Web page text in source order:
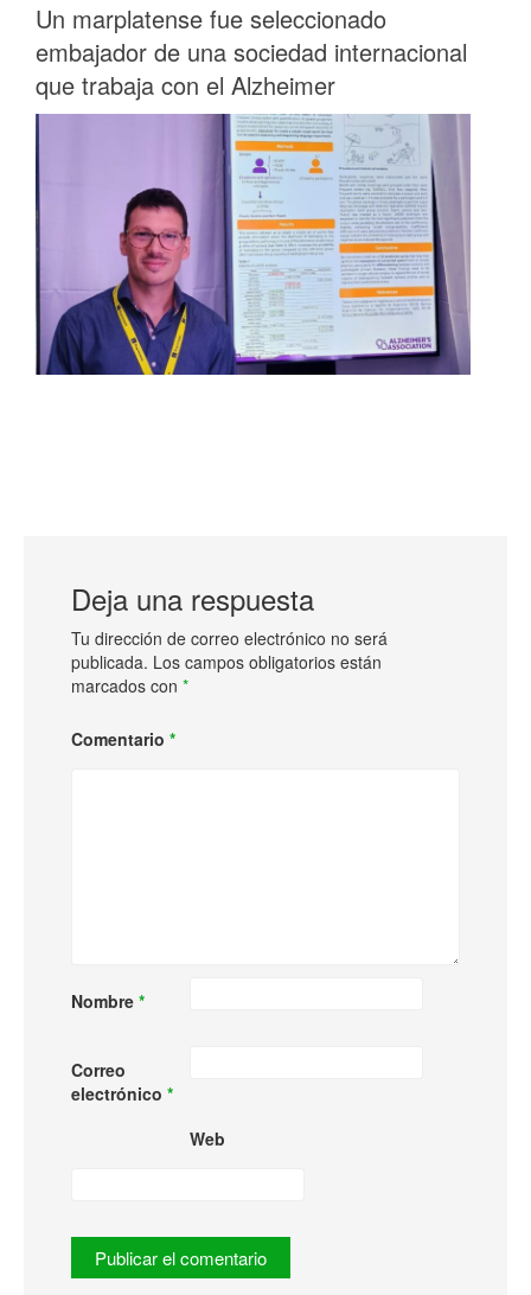
Un marplatense fue seleccionado
embajador de una sociedad internacional
que trabaja con el Alzheimer
Deja una respuesta
Tu dirección de correo electrónico no será
publicada. Los campos obligatorios están
marcados con *
Comentario *
Nombre *
Correo
electrónico *
Web